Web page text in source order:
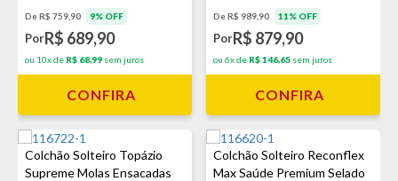
De R$ 759,90 9% OFF
PorR$ 689,90
ou 10x de R$ 68,99 sem juros
CONFIRA
De R$ 989,90 11% OFF
PorR$ 879,90
ou 6x de R$ 146,65 sem juros
CONFIRA
Colchão Solteiro Topázio
Supreme Molas Ensacadas
Colchão Solteiro Reconflex
Max Saúde Premium Selado